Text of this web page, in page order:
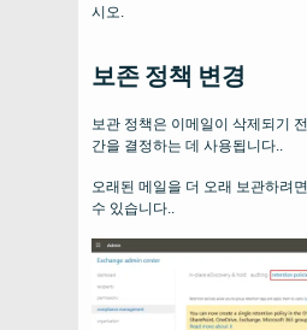
시오.
보존 정책 변경
보관 정책은 이메일이 삭제되기
간을 결정하는 데 사용됩니다..
오래된 메일을 더 오래 보관하려
수 있습니다..